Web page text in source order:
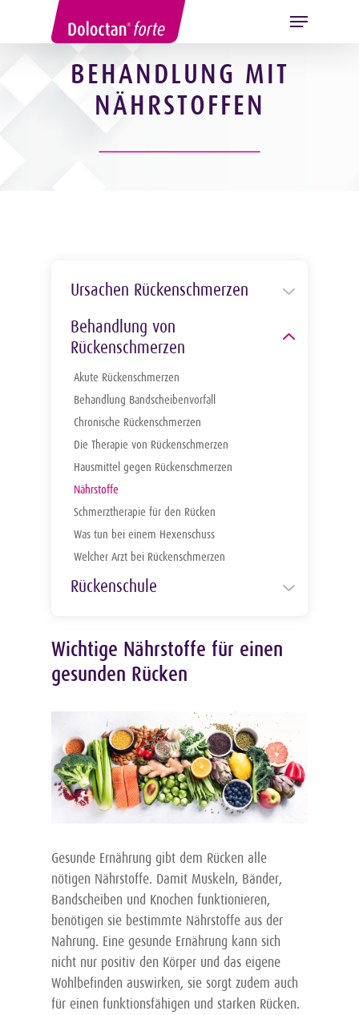
Hit enter to search or ESC to close
BEHANDLUNG MIT
NÄHRSTOFFEN
Ursachen Rückenschmerzen
Bandscheibenvorfall
Beruf
Hexenschuss
Nervenschädigung
Rückenschmerzen durch seelische
Probleme
Einsamkeit
Konflikte
Rückenschmerzen nach dem Sport
Rückenschmerzen psychisch
Schleudertrauma
Stress
Rückenschmerzen
Auswirkungen der Psyche auf den
Körper
Autogenes Training
Positives Denken
Stresstest
Was ist Stress
Was tun gegen Stress?
Yoga Übungen gegen Stress
Behandlung von
Rückenschmerzen
Akute Rückenschmerzen
Behandlung Bandscheibenvorfall
Chronische Rückenschmerzen
Die Therapie von Rückenschmerzen
Hausmittel gegen Rückenschmerzen
Nährstoffe
Schmerztherapie für den Rücken
Was tun bei einem Hexenschuss
Welcher Arzt bei Rückenschmerzen
Rückenschule
Geeignete Sportarten
Richtig liegen sitzen stehen und
tragen
Rückentipps fürs Büro
Rückenschmerzen im Alter
Rückenschmerzen im Schlaf
Rückenschmerzen in der
Schwangerschaft
Rückenübungen
Rückenübungen für eine bessere
Körperwahrnehmung
Starke Nerven – starker Rücken
Psychischen Druck abbauen
Rücken Lexikon
Wichtige Nährstoffe für einen
gesunden Rücken
Gesunde Ernährung gibt dem Rücken alle
nötigen Nährstoffe. Damit Muskeln, Bänder,
Bandscheiben und Knochen funktionieren,
benötigen sie bestimmte Nährstoffe aus der
Nahrung. Eine gesunde Ernährung kann sich
nicht nur positiv den Körper und das eigene
Wohlbefinden auswirken, sie sorgt zudem auch
für einen funktionsfähigen und starken Rücken.